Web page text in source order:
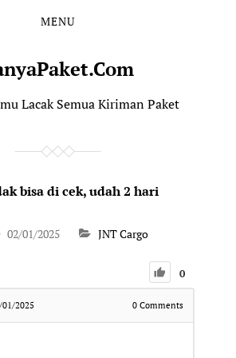
MENU
Lacak Semua Kiriman Paket
bisa di cek, udah 2 hari
02/01/2025 JNT Cargo
0
01/2025 0Comments